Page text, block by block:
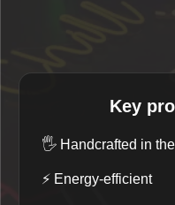
Key
🖐️ Handcrafted in
⚡ Energy-efficient